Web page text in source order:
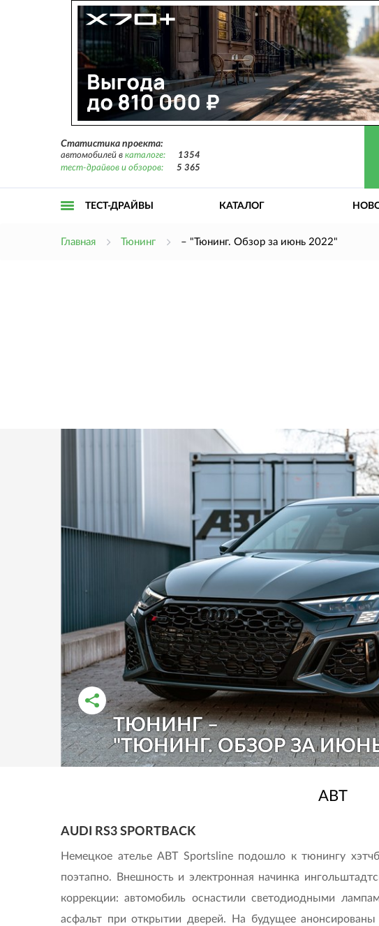
Статистика проекта:
автомобилей в каталоге:
1354
тест-драйвов и обзоров:
5 365
ТЕСТ-ДРАЙВЫ КАТАЛОГ
Главная Тюнинг – "Тюнинг. Обзор за июнь 2022"
ТЮНИНГ –
"ТЮНИНГ. ОБЗОР ЗА ИЮНЬ
РАССКАЗАТЬ ВО ВКОНТАКТЕ
РАССКАЗАТЬ В ОДНОКЛАССНИКАХ
ABT
AUDI RS3 SPORTBACK
Немецкое ателье ABT Sportsline подошло к тюнингу
поэтапно. Внешность и электронная начинка
коррекции: автомобиль оснастили светодиодными
асфальт при открытии дверей. На будущее анонсированы